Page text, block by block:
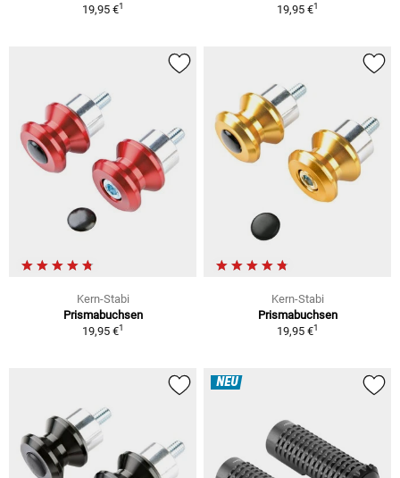
19,95 €1 19,95 €1
Kern-Stabi
Prismabuchsen
19,95 €1
Kern-Stabi
Prismabuchsen
19,95 €1
NEU